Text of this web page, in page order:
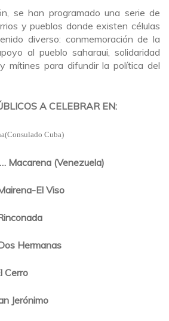
se han programado una serie de
y pueblos donde existen células
diverso: conmemoración de la
al pueblo saharaui, solidaridad
mítines para difundir la política del
A CELEBRAR EN:
Cuba)
Macarena (Venezuela)
El Viso
Hermanas
Cerro
Jerónimo